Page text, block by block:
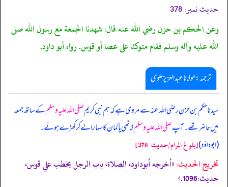
حدیث نمبر: 378
وعن الحكم بن حزن رضي الله عنه قال: شهدنا الجمعة مع رسول الله صلى
الله عليه وآله وسلم فقام متوكئا على عصا أو قوس. رواه أبو داود.
ترجمہ:مولانا عبدالعزیز علوی
سیدنا حکم بن حزن رضی اللہ عنہ سے مروی ہے کہہم نبی کریمصلی اللہ علیہ وسلمکے ساتھ جمعہ
میں حاضر تھے۔ آپصلی اللہ علیہ وسلملاٹھی یا کمان کا سہارا لے کر کھڑے ہوئے۔
(ابوداؤد)[بلوغ المرام/حدیث: 378]
تخریج الحدیث:«أخرجه أبوداود، الصلاة، باب الرجل يخطب علي قوس،
حديث:1096.»